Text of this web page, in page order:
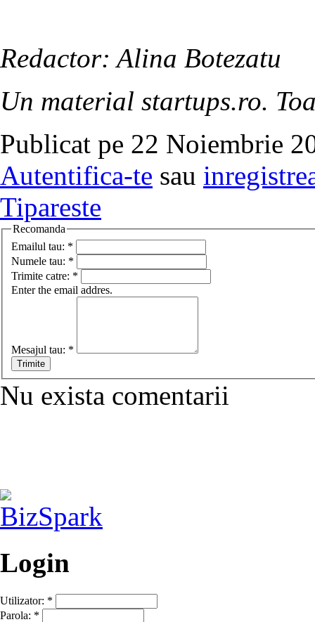
Redactor: Alina Botezatu
Un material startups.ro.
Publicat pe 22 Noiembrie
Autentifica-te sau
Tipareste
Recomanda
Emailul tau: *
Numele tau: *
Trimite catre: *
Enter the email addres.
Mesajul tau: *
Nu exista comentarii
Login
Utilizator: *
Parola: *